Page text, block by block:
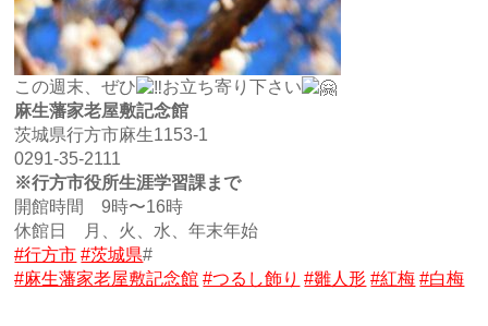
この週末、ぜひ
お立ち寄り下さい
麻生藩家老屋敷記念館
茨城県行方市麻生1153-1
0291-35-2111
※行方市役所生涯学習課まで
開館時間 9時〜16時
休館日 月、火、水、年末年始
#行方市 #茨城県#
#麻生藩家老屋敷記念館 #つるし飾り #雛人形 #紅梅 #白梅